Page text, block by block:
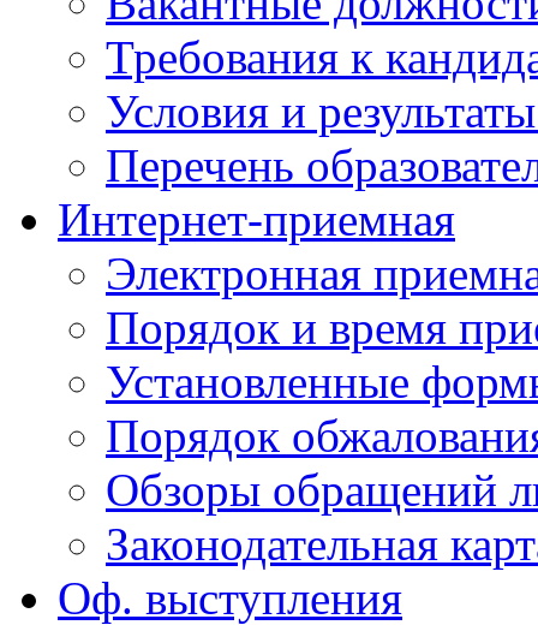
Требования к
Условия и
Перечень
Интернет-приемная
Электронная
Порядок и время
Установленные
Порядок
Обзоры обращений
Законодательная
Оф. выступления